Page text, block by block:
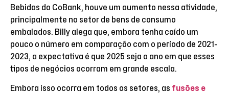
Bebidas do CoBank, houve um aumento nessa atividade,
principalmente no setor de bens de consumo
embalados. Billy alega que, embora tenha caído um
pouco o número em comparação com o período de 2021-
2023, a expectativa é que 2025 seja o ano em que esses
tipos de negócios ocorram em grande escala.
Embora isso ocorra em todos os setores, as fusões e